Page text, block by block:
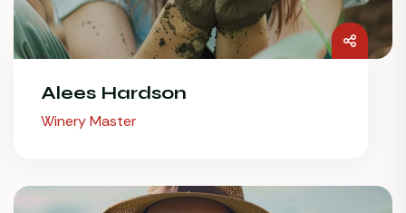
Alees Hardson
Winery Master